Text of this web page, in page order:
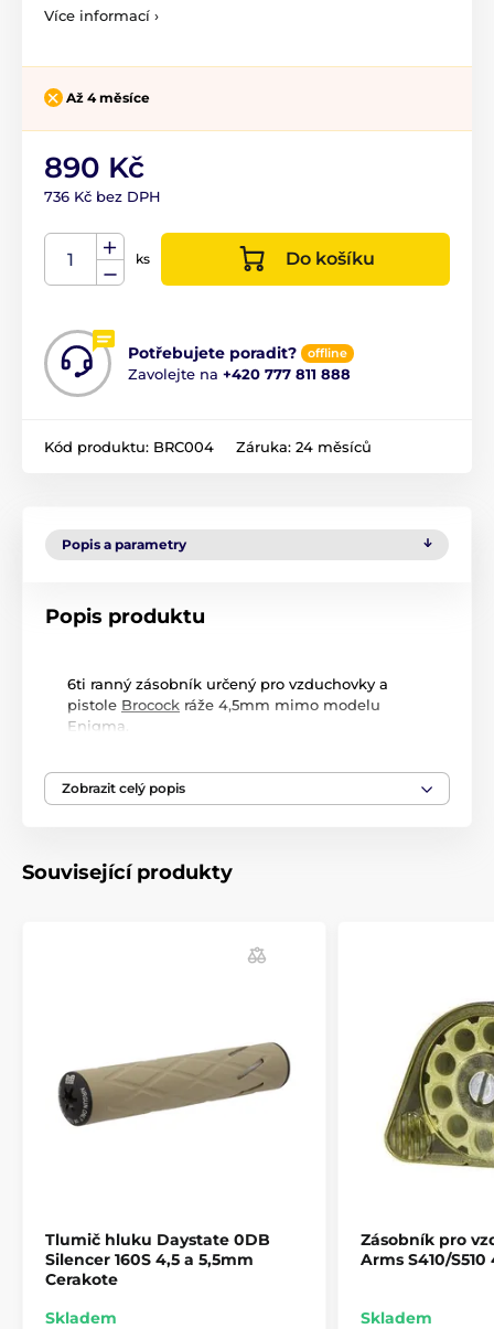
Více informací ›
Až 4 měsíce
890 Kč
736 Kč bez DPH
ks Do košíku
Potřebujete poradit? offline
Zavolejte na +420 777 811 888
Kód produktu: BRC004 Záruka: 24 měsíců
Popis a parametry
Popis produktu
6ti ranný zásobník určený pro vzduchovky a
pistole Brocock ráže 4,5mm mimo modelu
Enigma.
Příslušenství pro vzduchovky
Zobrazit celý popis
Související produkty
Tlumič hluku Daystate 0DB
Silencer 160S 4,5 a 5,5mm
Cerakote
Skladem
Zásobník pro
Arms S410/
Skladem